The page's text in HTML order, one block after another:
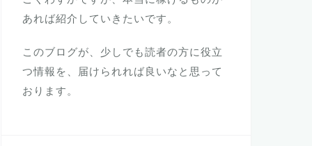
あれば紹介していきたいです。
このブログが、少しでも読者の方に役立
つ情報を、届けられれば良いなと思って
おります。